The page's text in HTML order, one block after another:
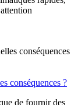
conséquences ?
de fournir des